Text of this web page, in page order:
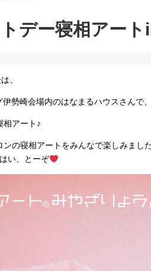
デー寝相アー
、
勢崎会場内のはなまるハウスさんで、
相アート♪
ンの寝相アートをみんなで楽しみまし
い、とーぞ